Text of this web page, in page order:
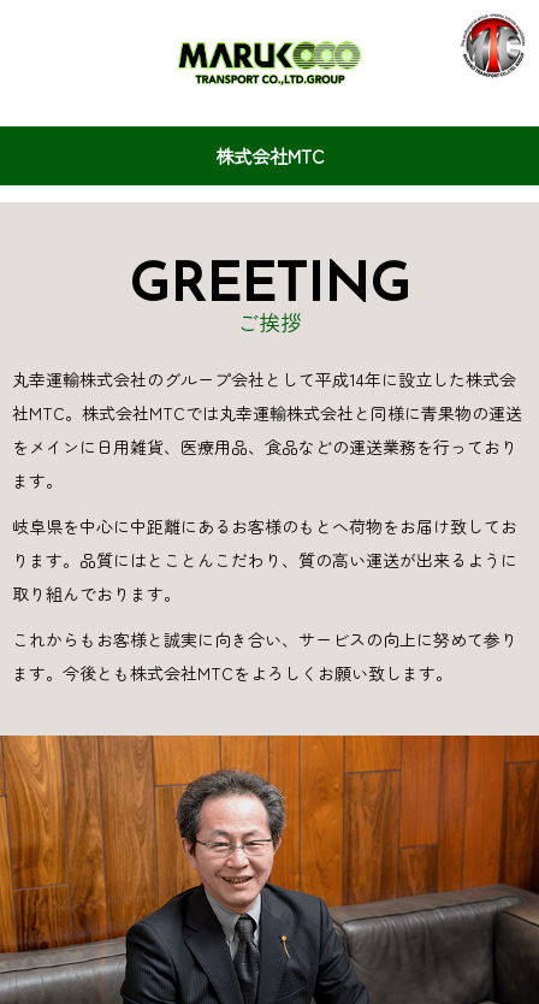
株式会社MTC
ご挨拶
GREETING
丸幸運輸株式会社のグループ会社として平成14年に設立した株式会
社MTC。株式会社MTCでは丸幸運輸株式会社と同様に青果物の運送
をメインに日用雑貨、医療用品、食品などの運送業務を行っており
ます。
岐阜県を中心に中距離にあるお客様のもとへ荷物をお届け致してお
ります。品質にはとことんこだわり、質の高い運送が出来るように
取り組んでおります。
これからもお客様と誠実に向き合い、サービスの向上に努めて参り
ます。今後とも株式会社MTCをよろしくお願い致します。